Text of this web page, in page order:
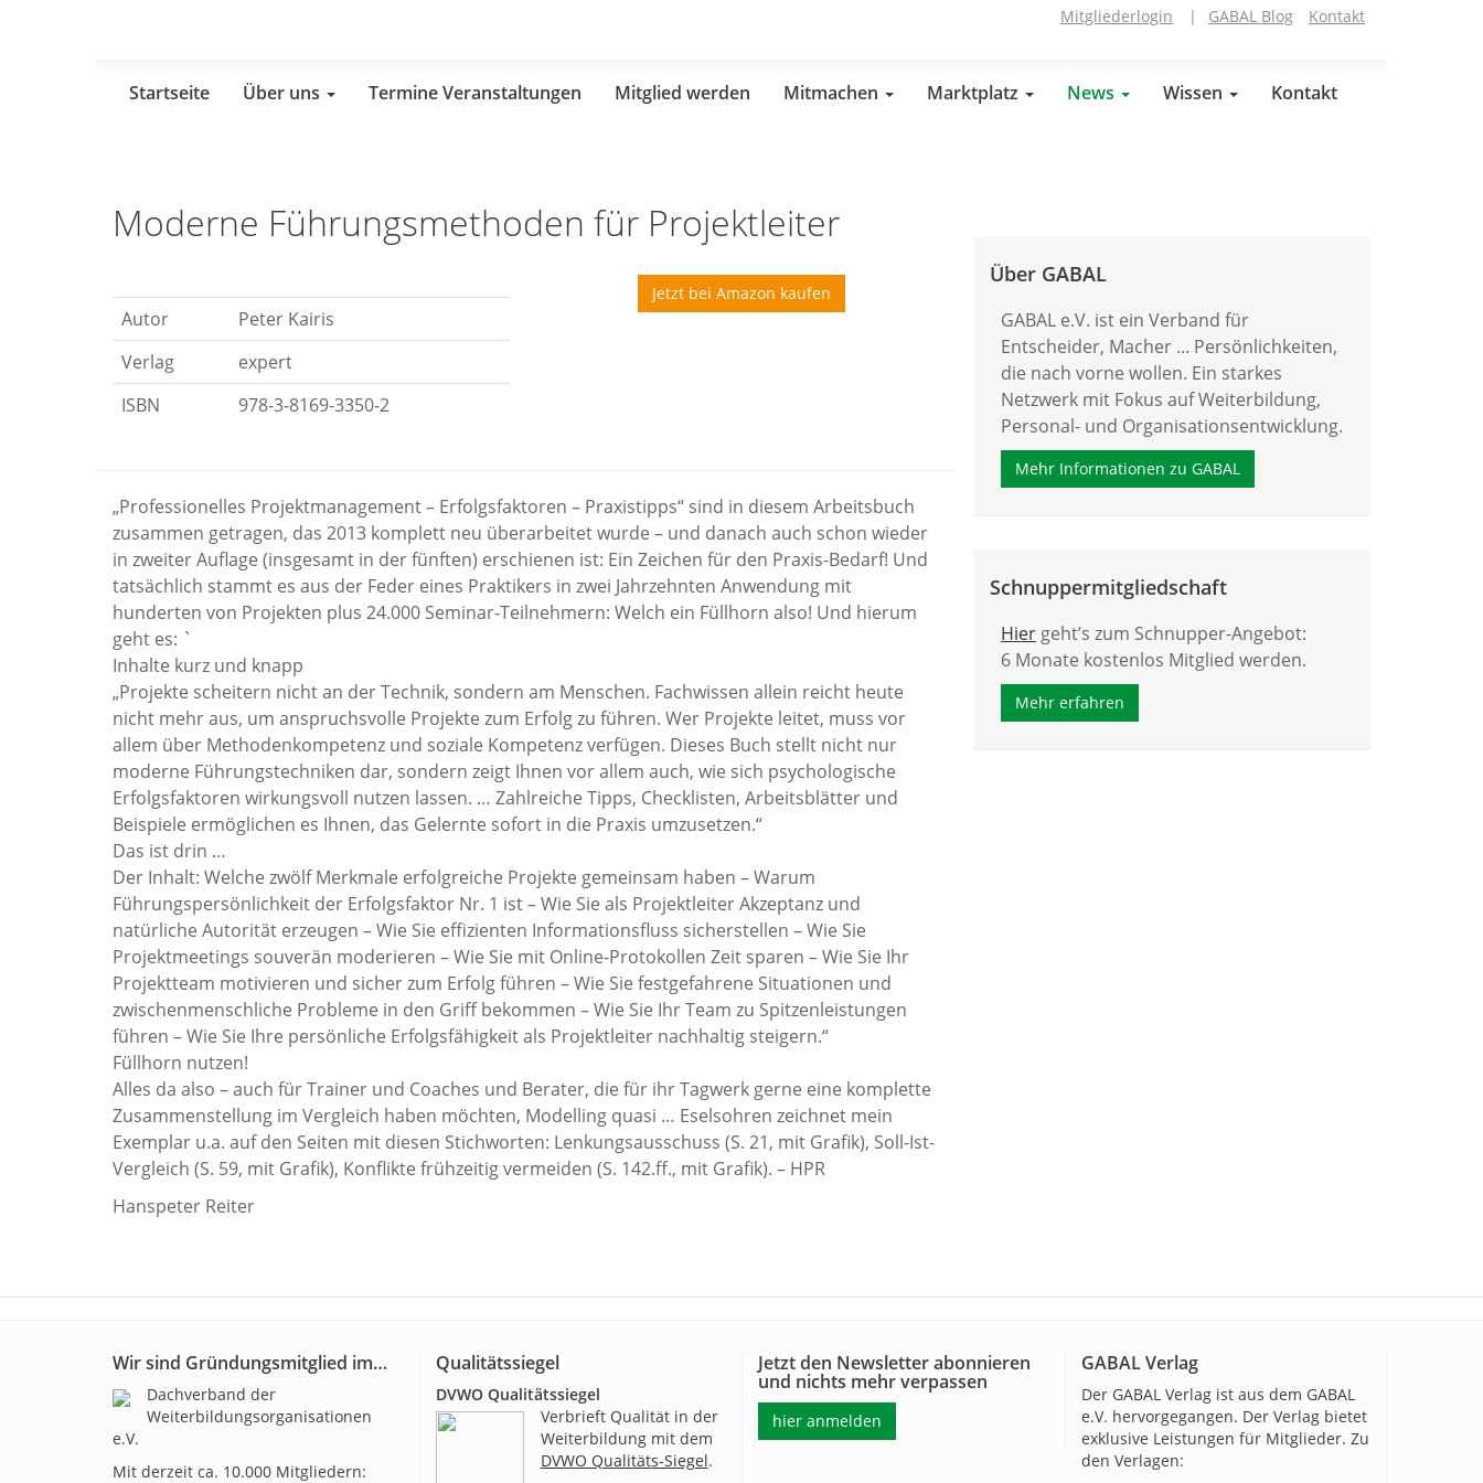
Mitgliederlogin | GABAL Blog Kontakt
Startseite Über uns Termine Veranstaltungen Mitglied werden Mitmachen Marktplatz News Wissen Kontakt
Moderne Führungsmethoden für Projektleiter
Autor
Peter Kairis
Verlag
expert
ISBN
978-3-8169-3350-2
Jetzt bei Amazon kaufen
„Professionelles Projektmanagement – Erfolgsfaktoren – Praxistipps“ sind in diesem Arbeitsbuch
zusammen getragen, das 2013 komplett neu überarbeitet wurde – und danach auch schon wieder
in zweiter Auflage (insgesamt in der fünften) erschienen ist: Ein Zeichen für den Praxis-Bedarf! Und
tatsächlich stammt es aus der Feder eines Praktikers in zwei Jahrzehnten Anwendung mit
hunderten von Projekten plus 24.000 Seminar-Teilnehmern: Welch ein Füllhorn also! Und hierum
geht es: `
Inhalte kurz und knapp
„Projekte scheitern nicht an der Technik, sondern am Menschen. Fachwissen allein reicht heute
nicht mehr aus, um anspruchsvolle Projekte zum Erfolg zu führen. Wer Projekte leitet, muss vor
allem über Methodenkompetenz und soziale Kompetenz verfügen. Dieses Buch stellt nicht nur
moderne Führungstechniken dar, sondern zeigt Ihnen vor allem auch, wie sich psychologische
Erfolgsfaktoren wirkungsvoll nutzen lassen. … Zahlreiche Tipps, Checklisten, Arbeitsblätter und
Beispiele ermöglichen es Ihnen, das Gelernte sofort in die Praxis umzusetzen.“
Das ist drin …
Der Inhalt: Welche zwölf Merkmale erfolgreiche Projekte gemeinsam haben – Warum
Führungspersönlichkeit der Erfolgsfaktor Nr. 1 ist – Wie Sie als Projektleiter Akzeptanz und
natürliche Autorität erzeugen – Wie Sie effizienten Informationsfluss sicherstellen – Wie Sie
Projektmeetings souverän moderieren – Wie Sie mit Online-Protokollen Zeit sparen – Wie Sie Ihr
Projektteam motivieren und sicher zum Erfolg führen – Wie Sie festgefahrene Situationen und
zwischenmenschliche Probleme in den Griff bekommen – Wie Sie Ihr Team zu Spitzenleistungen
führen – Wie Sie Ihre persönliche Erfolgsfähigkeit als Projektleiter nachhaltig steigern.“
Füllhorn nutzen!
Alles da also – auch für Trainer und Coaches und Berater, die für ihr Tagwerk gerne eine komplette
Zusammenstellung im Vergleich haben möchten, Modelling quasi … Eselsohren zeichnet mein
Exemplar u.a. auf den Seiten mit diesen Stichworten: Lenkungsausschuss (S. 21, mit Grafik), Soll-Ist-
Vergleich (S. 59, mit Grafik), Konflikte frühzeitig vermeiden (S. 142.ff., mit Grafik). – HPR
Hanspeter Reiter
Über GABAL
GABAL e.V. ist ein Verband für
Entscheider, Macher ... Persönlichkeiten,
die nach vorne wollen. Ein starkes
Netzwerk mit Fokus auf Weiterbildung,
Personal- und Organisationsentwicklung.
Mehr Informationen zu GABAL
Schnuppermitgliedschaft
Hier geht’s zum Schnupper-Angebot:
6 Monate kostenlos Mitglied werden.
Mehr erfahren
Wir sind Gründungsmitglied im…
Dachverband der
Weiterbildungsorganisationen
e.V.
Mit derzeit ca. 10.000 Mitgliedern:
Qualitätssiegel
DVWO Qualitätssiegel
Verbrieft Qualität in der
Weiterbildung mit dem
DVWO Qualitäts-Siegel.
Jetzt den Newsletter abonnieren
und nichts mehr verpassen
hier anmelden
GABAL Verlag
Der GABAL Verlag ist aus dem GABAL
e.V. hervorgegangen. Der Verlag bietet
exklusive Leistungen für Mitglieder. Zu
den Verlagen: